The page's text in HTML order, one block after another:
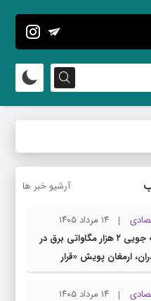
آرشیو خبر ها
۱۴ مرداد ۱۴۰۵
صرفه جویی ۲ هزار مگاواتی برق در
ارمغان پویش «قرار
۱۴ مرداد ۱۴۰۵